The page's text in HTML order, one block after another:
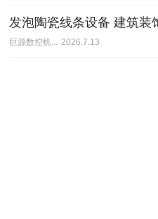
发泡陶瓷线条设备 建筑装
巨源数控机... 2026.7.13